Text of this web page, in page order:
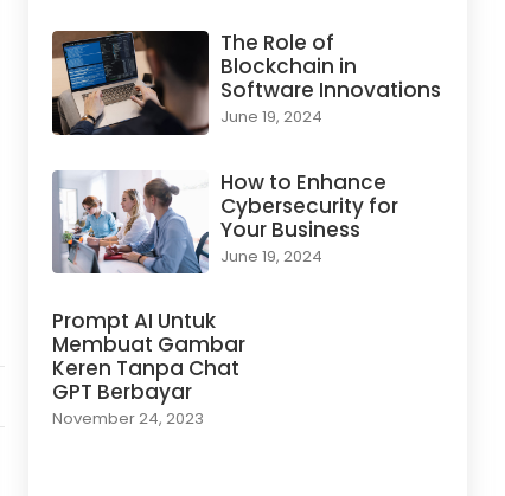
The Role of
Blockchain in
Software Innovations
June 19, 2024
How to Enhance
Cybersecurity for
Your Business
June 19, 2024
Prompt AI Untuk
Membuat Gambar
Keren Tanpa Chat
GPT Berbayar
November 24, 2023